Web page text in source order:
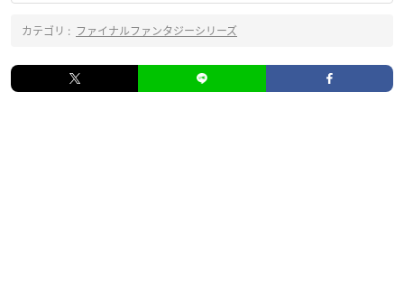
カテゴリ : ファイナルファンタジーシリーズ